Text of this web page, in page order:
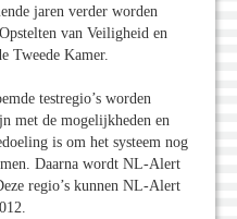
jaren verder worden
van Veiligheid en
Tweede Kamer.
testregio’s worden
met de mogelijkheden en
is om het systeem nog
Daarna wordt NL-Alert
regio’s kunnen NL-Alert